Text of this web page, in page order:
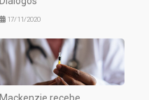
17/11/2020